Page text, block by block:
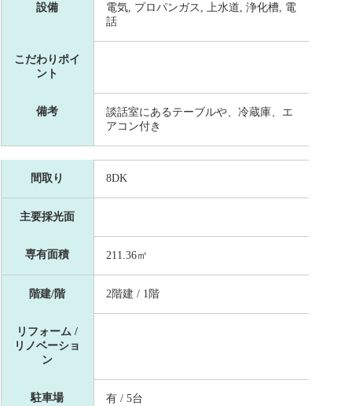
設備
電気, プロパンガス, 上水道, 浄化槽, 電
話
こだわりポイ
ント
備考
談話室にあるテーブルや、冷蔵庫、エ
アコン付き
間取り 8DK
主要採光面
専有面積 211.36㎡
階建/階 2階建 / 1階
リフォーム /
リノベーショ
ン
駐車場 有 / 5台